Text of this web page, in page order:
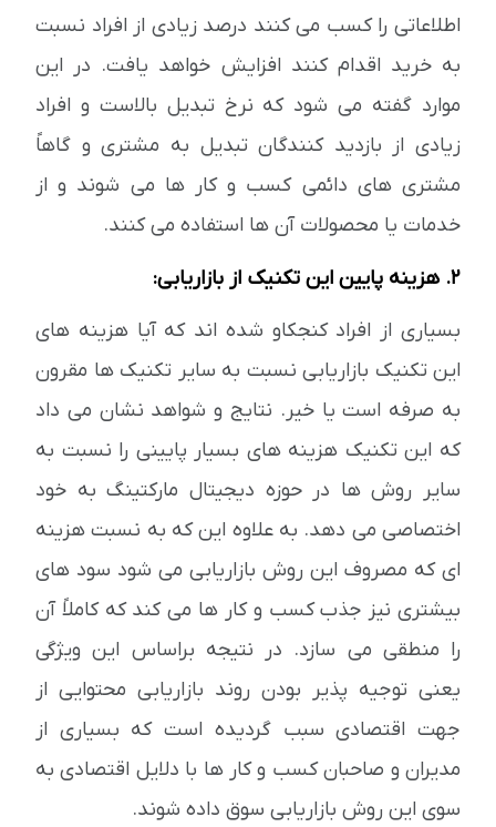
اطلاعاتی را کسب می کنند درصد زیادی از افراد نسبت
به خرید اقدام کنند افزایش خواهد یافت. در این
موارد گفته می شود که نرخ تبدیل بالاست و افراد
زیادی از بازدید کنندگان تبدیل به مشتری و گاهاً
مشتری های دائمی کسب و کار ها می شوند و از
خدمات یا محصولات آن ها استفاده می کنند.
2. هزینه پایین این تکنیک از بازاریابی:
بسیاری از افراد کنجکاو شده اند که آیا هزینه های
این تکنیک بازاریابی نسبت به سایر تکنیک ها مقرون
به صرفه است یا خیر. نتایج و شواهد نشان می داد
که این تکنیک هزینه های بسیار پایینی را نسبت به
سایر روش ها در حوزه دیجیتال مارکتینگ به خود
اختصاصی می دهد. به علاوه این که به نسبت هزینه
ای که مصروف این روش بازاریابی می شود سود های
بیشتری نیز جذب کسب و کار ها می کند که کاملاً آن
را منطقی می سازد. در نتیجه براساس این ویژگی
یعنی توجیه پذیر بودن روند بازاریابی محتوایی از
جهت اقتصادی سبب گردیده است که بسیاری از
مدیران و صاحبان کسب و کار ها با دلایل اقتصادی به
سوی این روش بازاریابی سوق داده شوند.